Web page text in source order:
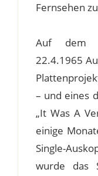
Fernsehen
Auf dem
22.4.1965
– und eines
„It Was A
einige
Single-
wurde das